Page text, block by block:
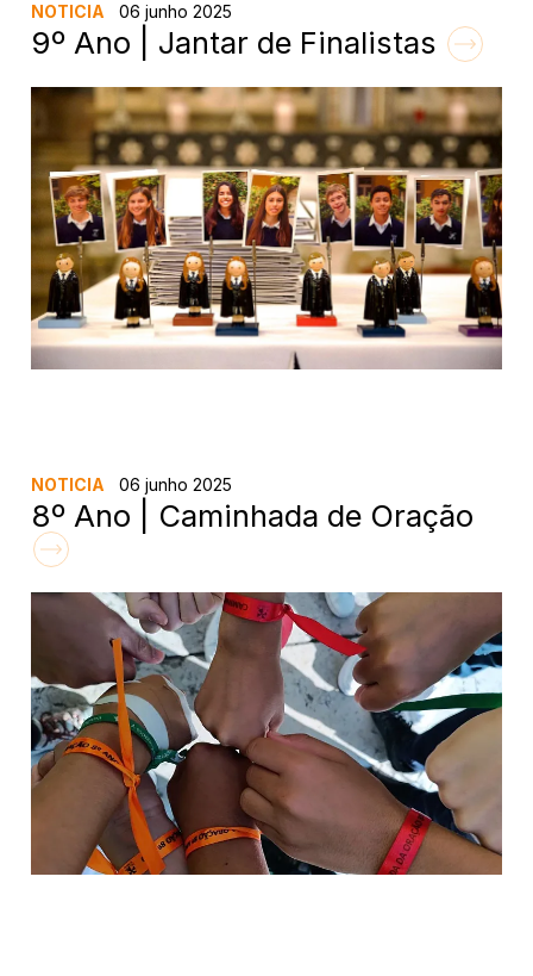
NOTICIA 06 junho 2025
9º Ano | Jantar de Finalistas
NOTICIA 06 junho 2025
8º Ano | Caminhada de Oração